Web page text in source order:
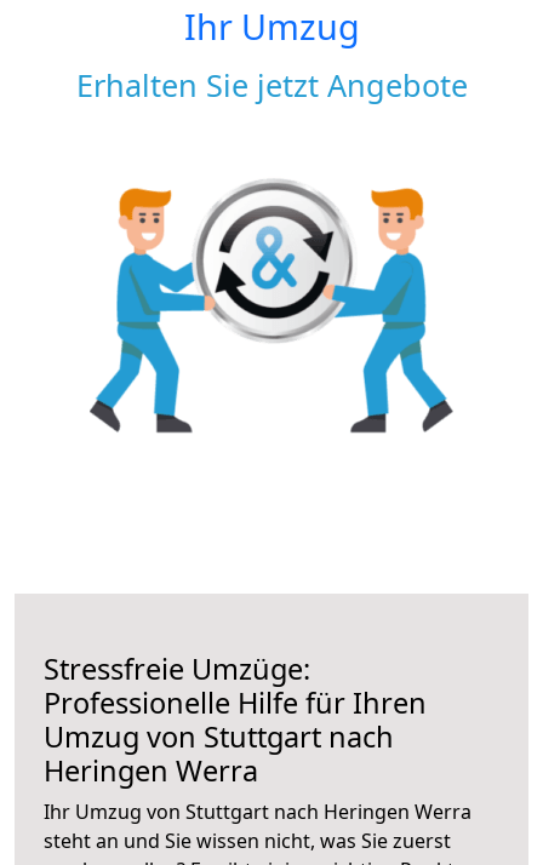
Ihr Umzug
Erhalten Sie jetzt Angebote
Stressfreie Umzüge:
Professionelle Hilfe für Ihren
Umzug von Stuttgart nach
Heringen Werra
Ihr Umzug von Stuttgart nach Heringen Werra
steht an und Sie wissen nicht, was Sie zuerst